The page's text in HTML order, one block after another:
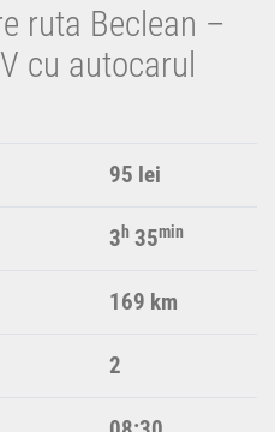
ruta Beclean –
cu autocarul
95 lei
3h 35min
169 km
2